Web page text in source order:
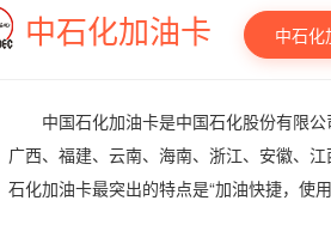
中石化加油卡 中石化
中国石化加油卡是中国石化股份有限
广西、福建、云南、海南、浙江、安徽、
石化加油卡最突出的特点是“加油快捷，使